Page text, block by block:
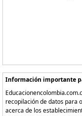
Información importante
recopilación de datos para
acerca de los